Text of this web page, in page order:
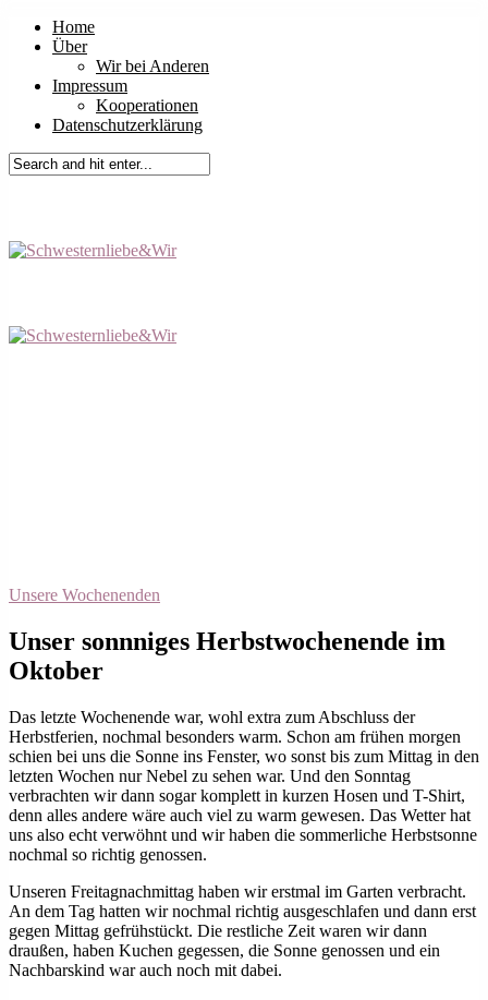
Home
Über
Wir bei Anderen
Impressum
Kooperationen
Datenschutzerklärung
Unsere Wochenenden
Unser sonnniges Herbstwochenende im
Oktober
Das letzte Wochenende war, wohl extra zum Abschluss der
Herbstferien, nochmal besonders warm. Schon am frühen morgen
schien bei uns die Sonne ins Fenster, wo sonst bis zum Mittag in den
letzten Wochen nur Nebel zu sehen war. Und den Sonntag
verbrachten wir dann sogar komplett in kurzen Hosen und T-Shirt,
denn alles andere wäre auch viel zu warm gewesen. Das Wetter hat
uns also echt verwöhnt und wir haben die sommerliche Herbstsonne
nochmal so richtig genossen.
Unseren Freitagnachmittag haben wir erstmal im Garten verbracht.
An dem Tag hatten wir nochmal richtig ausgeschlafen und dann erst
gegen Mittag gefrühstückt. Die restliche Zeit waren wir dann
draußen, haben Kuchen gegessen, die Sonne genossen und ein
Nachbarskind war auch noch mit dabei.